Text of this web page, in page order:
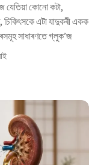
যেতিয়া কোনো কটা,
চিকিৎসকে এটা যাদুকৰী একক
সাধাৰণতে গ্লুক’জ
প্রদাহ, আৰু ৰোগ-প্ৰতিৰোধ
📅 ২৬ জুন, ২০২৬ 📝